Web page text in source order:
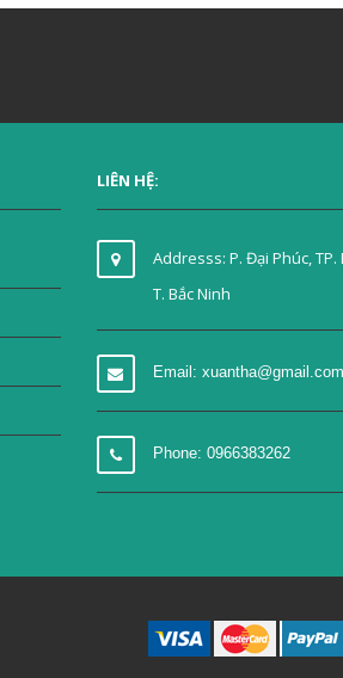
LIÊN HỆ:
Addresss: P. Đại Phúc, TP.
T. Bắc Ninh
Email: xuantha@gmail.com
Phone: 0966383262